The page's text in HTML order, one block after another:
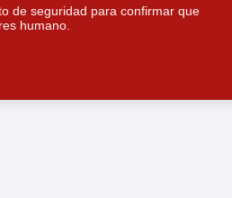
de seguridad para confirmar que
humano.